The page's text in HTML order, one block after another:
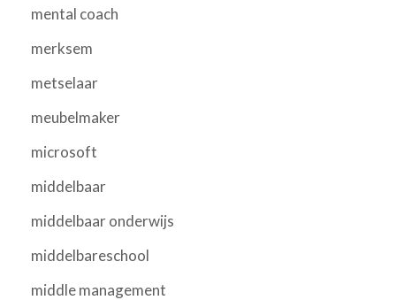
mental coach
merksem
metselaar
meubelmaker
microsoft
middelbaar
middelbaar onderwijs
middelbareschool
middle management